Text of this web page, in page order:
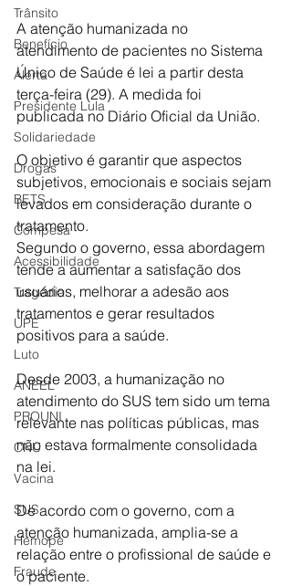
Trânsito
Benefício
Alerta
Presidente Lula
Solidariedade
Drogas
BETS
Compesa
Acessibilidade
Tragédia
UPE
Luto
ANEEL
PROUNI
CNU
Vacina
SUS
Hemope
Fraude
A atenção humanizada no
atendimento de pacientes no Sistema
Único de Saúde é lei a partir desta
terça-feira (29). A medida foi
publicada no Diário Oficial da União.
O objetivo é garantir que aspectos
subjetivos, emocionais e sociais sejam
levados em consideração durante o
tratamento.
Segundo o governo, essa abordagem
tende a aumentar a satisfação dos
usuários, melhorar a adesão aos
tratamentos e gerar resultados
positivos para a saúde.
Desde 2003, a humanização no
atendimento do SUS tem sido um tema
relevante nas políticas públicas, mas
não estava formalmente consolidada
na lei.
De acordo com o governo, com a
atenção humanizada, amplia-se a
relação entre o profissional de saúde e
o paciente.